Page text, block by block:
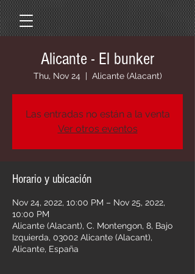
Alicante - El bunker
Thu, Nov 24
  |
Alicante (Alacant)
Las entradas no están a la venta
Ver otros eventos
Horario y ubicación
Nov 24, 2022, 10:00 PM – Nov 25, 2022,
10:00 PM
Alicante (Alacant), C. Montengon, 8, Bajo
Izquierda, 03002 Alicante (Alacant),
Alicante, España